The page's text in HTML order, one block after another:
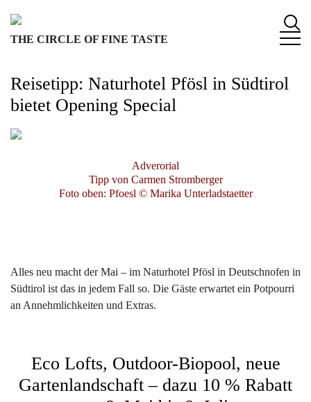
THE CIRCLE OF FINE TASTE
Reisetipp: Naturhotel Pfösl in Südtirol
bietet Opening Special
Adverorial
Tipp von Carmen Stromberger
Foto oben: Pfoesl © Marika Unterladstaetter
Alles neu macht der Mai – im Naturhotel Pfösl in Deutschnofen in
Südtirol ist das in jedem Fall so. Die Gäste erwartet ein Potpourri
an Annehmlichkeiten und Extras.
Eco Lofts, Outdoor-Biopool, neue
Gartenlandschaft – dazu 10 % Rabatt